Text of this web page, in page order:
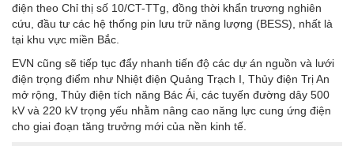
điện theo Chỉ thị số 10/CT-TTg, đồng thời khẩn trương nghiên
cứu, đầu tư các hệ thống pin lưu trữ năng lượng (BESS), nhất là
tại khu vực miền Bắc.
EVN cũng sẽ tiếp tục đẩy nhanh tiến độ các dự án nguồn và lưới
điện trọng điểm như Nhiệt điện Quảng Trạch I, Thủy điện Trị An
mở rộng, Thủy điện tích năng Bác Ái, các tuyến đường dây 500
kV và 220 kV trọng yếu nhằm nâng cao năng lực cung ứng điện
cho giai đoạn tăng trưởng mới của nền kinh tế.